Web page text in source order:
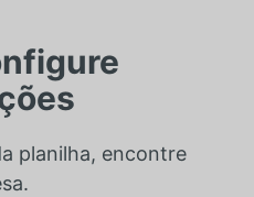
planilha, encontre